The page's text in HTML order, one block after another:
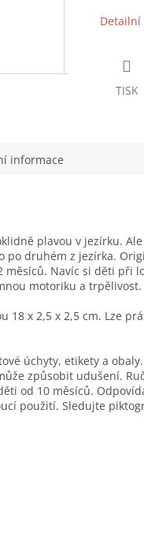
TISK
informace
plavou v jezírku.
po druhém z jezírka.
měsíců. Navíc si děti při
motoriku a trpělivost.
18 x 2,5 x 2,5 cm. Lze
úchyty, etikety a
způsobit udušení.
od 10 měsíců.
použití. Sledujte